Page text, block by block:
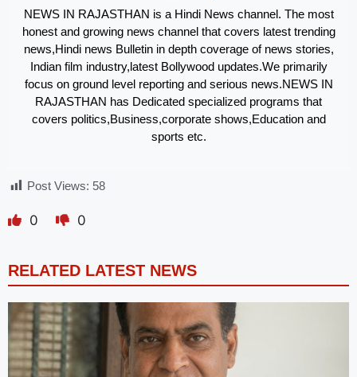
NEWS IN RAJASTHAN is a Hindi News channel. The most
honest and growing news channel that covers latest trending
news,Hindi news Bulletin in depth coverage of news stories,
Indian film industry,latest Bollywood updates.We primarily
focus on ground level reporting and serious news.NEWS IN
RAJASTHAN has Dedicated specialized programs that
covers politics,Business,corporate shows,Education and
sports etc.
Post Views: 58
0 0
RELATED LATEST NEWS